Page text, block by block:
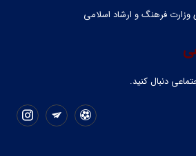
وزارت فرهنگ و ارشاد اسلامی
دنبال کنید.